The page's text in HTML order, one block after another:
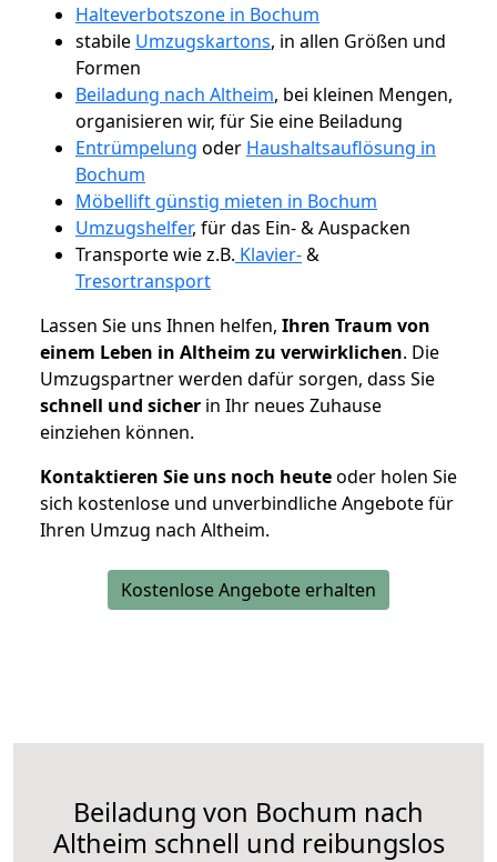
Halteverbotszone in Bochum
stabile Umzugskartons, in allen Größen und
Formen
Beiladung nach Altheim, bei kleinen Mengen,
organisieren wir, für Sie eine Beiladung
Entrümpelung oder Haushaltsauflösung in
Bochum
Möbellift günstig mieten in Bochum
Umzugshelfer, für das Ein- & Auspacken
Transporte wie z.B. Klavier-&
Tresortransport
Lassen Sie uns Ihnen helfen, Ihren Traum von
einem Leben in Altheim zu verwirklichen. Die
Umzugspartner werden dafür sorgen, dass Sie
schnell und sicher in Ihr neues Zuhause
einziehen können.
Kontaktieren Sie uns noch heuteoder holen Sie
sich kostenlose und unverbindliche Angebote für
Ihren Umzug nach Altheim.
Kostenlose Angebote erhalten
Beiladung von Bochum nach
Altheim schnell und reibungslos